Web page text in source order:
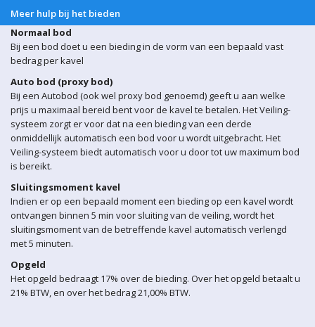
Meer hulp bij het bieden
Normaal bod
Bij een bod doet u een bieding in de vorm van een bepaald vast
bedrag per kavel
Auto bod (proxy bod)
Bij een Autobod (ook wel proxy bod genoemd) geeft u aan welke
prijs u maximaal bereid bent voor de kavel te betalen. Het Veiling-
systeem zorgt er voor dat na een bieding van een derde
onmiddellijk automatisch een bod voor u wordt uitgebracht. Het
Veiling-systeem biedt automatisch voor u door tot uw maximum bod
is bereikt.
Sluitingsmoment kavel
Indien er op een bepaald moment een bieding op een kavel wordt
ontvangen binnen 5 min voor sluiting van de veiling, wordt het
sluitingsmoment van de betreffende kavel automatisch verlengd
met 5 minuten.
Opgeld
Het opgeld bedraagt 17% over de bieding. Over het opgeld betaalt u
21% BTW, en over het bedrag 21,00% BTW.